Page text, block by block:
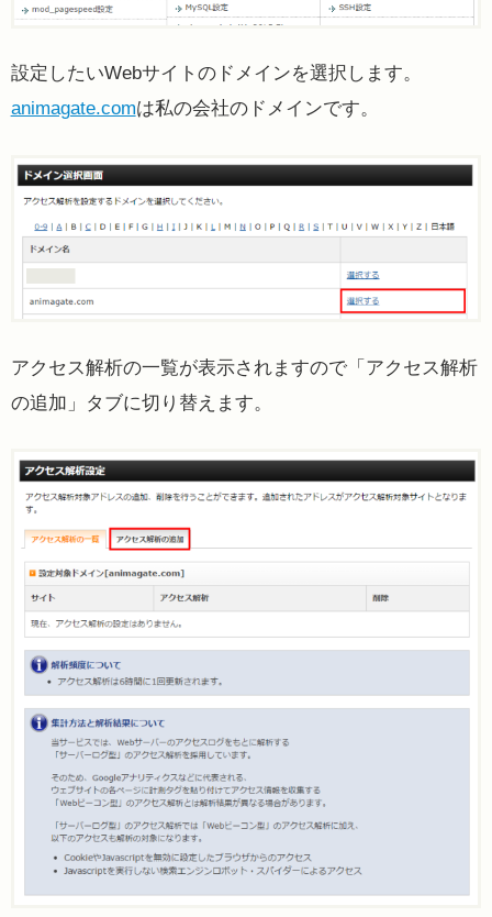
設定したいWebサイトのドメインを選択します。
animagate.comは私の会社のドメインです。
アクセス解析の一覧が表示されますので「アクセス解析
の追加」タブに切り替えます。